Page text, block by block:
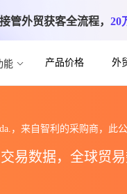
管外贸获客全流程， 20
能 产品价格 外
，来自智利的采购商，此
易数据，全球贸